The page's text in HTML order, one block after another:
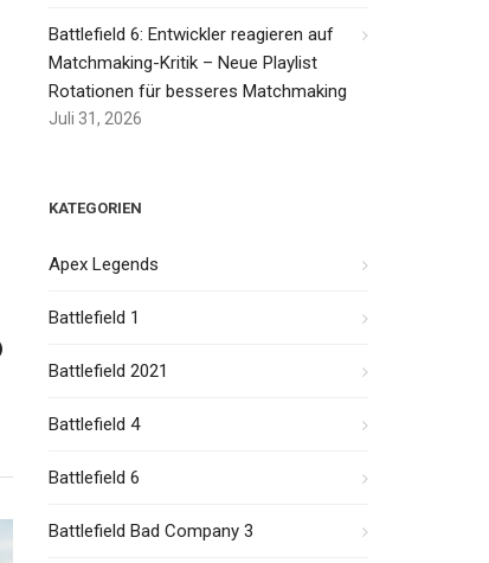
Battlefield 6: Entwickler reagieren auf
Matchmaking-Kritik – Neue Playlist
Rotationen für besseres Matchmaking
Juli 31, 2026
KATEGORIEN
Apex Legends
Battlefield 1
Battlefield 2021
Battlefield 4
Battlefield 6
Battlefield Bad Company 3